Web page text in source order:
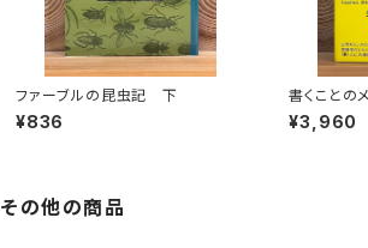
ファーブルの昆虫記 下
¥836
書くことの
言語能力に
¥3,960
その他の商品